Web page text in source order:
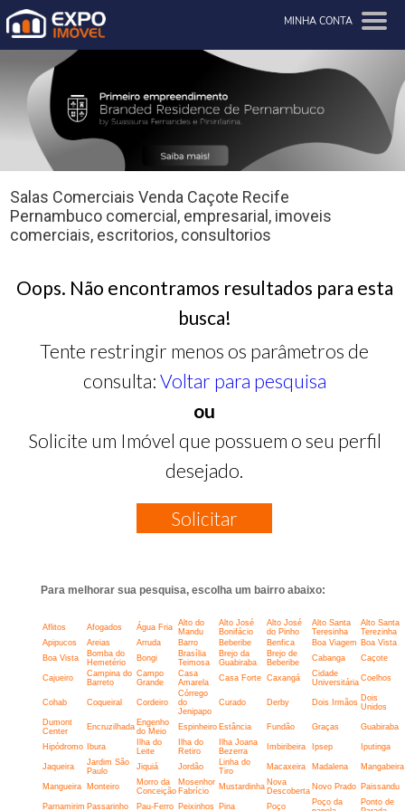
MINHA CONTA
Salas Comerciais Venda Caçote Recife
Pernambuco comercial, empresarial, imoveis
comerciais, escritorios, consultorios
Oops. Não encontramos resultados para esta
busca!
Tente restringir menos os parâmetros de
consulta: Voltar para pesquisa
ou
Solicite um Imóvel que possuem o seu perfil
desejado.
Solicitar
Para melhorar sua pesquisa, escolha um bairro abaixo:
Aflitos Afogados Água Fria
Alto do
Mandu
Alto José
Bonifácio
Alto José
do Pinho
Alto Santa
Teresinha
Alto Santa
Terezinha
Apipucos
Areias Arruda Barro Beberibe Benfica Boa Viagem Boa Vista
Boa Vista
Bomba do
Hemetério
Bongi
Brasília
Teimosa
Brejo da
Guabiraba
Brejo de
Beberibe
Cabanga Caçote
Cajueiro
Campina do
Barreto
Campo
Grande
Casa
Amarela
Casa Forte Caxangá
Cidade
Universitária Coelhos
Cohab Coqueiral Cordeiro
Córrego
do
Jenipapo
Curado Derby Dois Irmãos Dois
Unidos
Dumont
Center
Encruzilhada Engenho
do Meio
Espinheiro Estância Fundão Graças Guabiraba
Hipódromo Ibura
Ilha do
Leite
Ilha do
Retiro
Ilha Joana
Bezerra
Imbiribeira Ipsep Iputinga
Jaqueira
Jardim São
Paulo
Jiquiá Jordão
Linha do
Tiro
Macaxeira Madalena Mangabeira
Mangueira Monteiro
Morro da
Conceição
Mosenhor
Fabrício
Mustardinha Nova
Descoberta Novo Prado Paissandu
Parnamirim Passarinho Pau-Ferro Peixinhos Pina Poço
Poço da
Ponto de